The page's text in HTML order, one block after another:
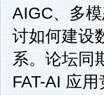
AIGC、多
讨如何建设
系。论坛同
FAT-AI 应用